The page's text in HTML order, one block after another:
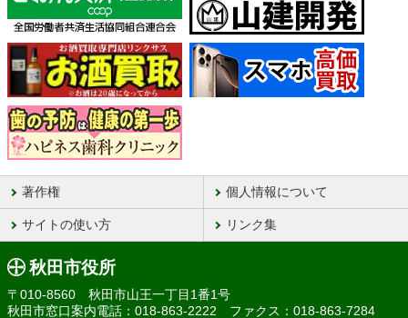
著作権 個人情報について
サイトの使い方 リンク集
秋田市役所
〒010-8560 秋田市山王一丁目1番1号
秋田市窓口案内電話：018-863-2222 ファクス：018-863-7284